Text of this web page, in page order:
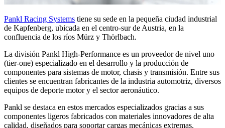
Pankl Racing Systems tiene su sede en la pequeña ciudad industrial
de Kapfenberg, ubicada en el centro-sur de Austria, en la
confluencia de los ríos Mürz y Thörlbach.
La división Pankl High-Performance es un proveedor de nivel uno
(tier-one) especializado en el desarrollo y la producción de
componentes para sistemas de motor, chasis y transmisión. Entre sus
clientes se encuentran fabricantes de la industria automotriz, diversos
equipos de deporte motor y el sector aeronáutico.
Pankl se destaca en estos mercados especializados gracias a sus
componentes ligeros fabricados con materiales innovadores de alta
calidad, diseñados para soportar cargas mecánicas extremas.